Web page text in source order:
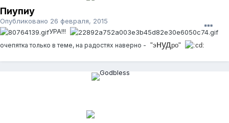
Пиупиу
Опубликовано 26 февраля, 2015
УРА!!!
очепятка только в теме, на радостях наверно - "энудро"